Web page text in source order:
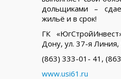
дольщиками –
жильё и в срок!
ГК
Дону, ул. 37-я Линия,
(863) 333-01- 41,
www.usi61.ru